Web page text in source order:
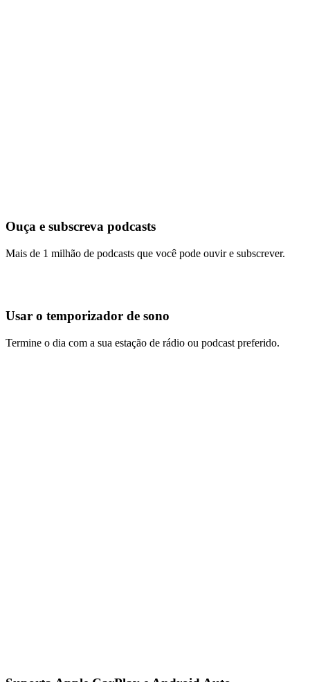
Ouça e subscreva podcasts
Mais de 1 milhão de podcasts que você pode ouvir e subscrever.
Usar o temporizador de sono
Termine o dia com a sua estação de rádio ou podcast preferido.